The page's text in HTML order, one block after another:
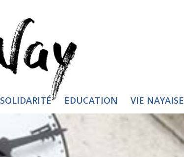
SOLIDARITÉ EDUCATION VIE NAYAISE